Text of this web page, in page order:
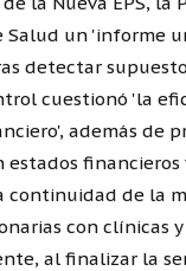
Salud un 'informe
detectar
cuestionó 'la
además de
estados
continuidad de la
con clínicas
al finalizar la